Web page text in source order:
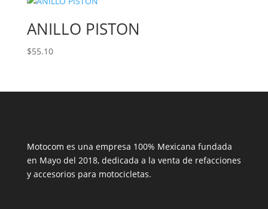
ANILLO PISTON
$55.10
Motocom es una empresa 100% Mexicana fundada
en Mayo del 2018, dedicada a la venta de refacciones
y accesorios para motocicletas.